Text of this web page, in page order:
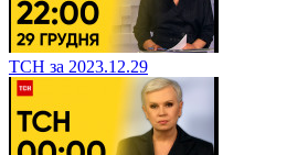
ТСН за 2023.12.29